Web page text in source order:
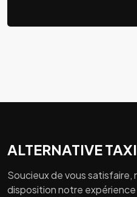
ALTERNATIVE
Soucieux de vous
disposition notre